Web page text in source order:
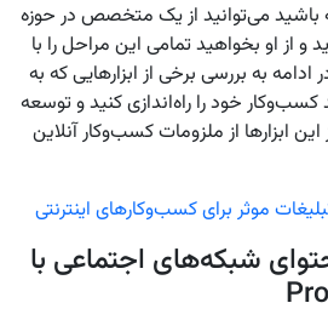
باشید می‌توانید از یک متخصص در حوزه
از او بخواهید تمامی این مراحل را با
به بررسی برخی از ابزارهایی که به
خود را راه‌اندازی کنید و توسعه
ابزارها از ملزومات کسب‌وکار آنلاین
موثر برای کسب‌وکارهای اینترنتی
شبکه‌های اجتماعی با